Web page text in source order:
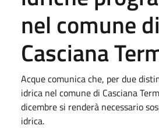
nel comune di
Casciana
Acque comunica che, per due
idrica nel comune di Casciana
dicembre si renderà necessario
idrica.